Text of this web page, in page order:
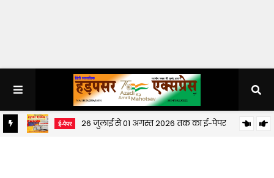
26 जुलाई से 01 अगस्त 2026 तक का ई-पेपर
ई-पेपर 19 जुलाई से 25 जुलाई 2026 तक का ई-पेपर